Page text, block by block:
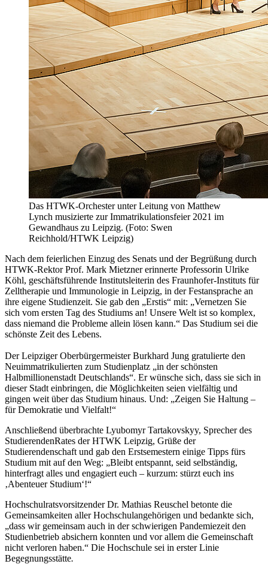
Das HTWK-Orchester unter Leitung von Matthew
Lynch musizierte zur Immatrikulationsfeier 2021 im
Gewandhaus zu Leipzig. (Foto: Swen
Reichhold/HTWK Leipzig)
Nach dem feierlichen Einzug des Senats und der Begrüßung durch
HTWK-Rektor Prof. Mark Mietzner erinnerte Professorin Ulrike
Köhl, geschäftsführende Institutsleiterin des Fraunhofer-Instituts für
Zelltherapie und Immunologie in Leipzig, in der Festansprache an
ihre eigene Studienzeit. Sie gab den „Erstis“ mit: „Vernetzen Sie
sich vom ersten Tag des Studiums an! Unsere Welt ist so komplex,
dass niemand die Probleme allein lösen kann.“ Das Studium sei die
schönste Zeit des Lebens.
Der Leipziger Oberbürgermeister Burkhard Jung gratulierte den
Neuimmatrikulierten zum Studienplatz „in der schönsten
Halbmillionenstadt Deutschlands“. Er wünsche sich, dass sie sich in
dieser Stadt einbringen, die Möglichkeiten seien vielfältig und
gingen weit über das Studium hinaus. Und: „Zeigen Sie Haltung –
für Demokratie und Vielfalt!“
Anschließend überbrachte Lyubomyr Tartakovskyy, Sprecher des
StudierendenRates der HTWK Leipzig, Grüße der
Studierendenschaft und gab den Erstsemestern einige Tipps fürs
Studium mit auf den Weg: „Bleibt entspannt, seid selbständig,
hinterfragt alles und engagiert euch – kurzum: stürzt euch ins
‚Abenteuer Studium‘!“
Hochschulratsvorsitzender Dr. Mathias Reuschel betonte die
Gemeinsamkeiten aller Hochschulangehörigen und bedankte sich,
„dass wir gemeinsam auch in der schwierigen Pandemiezeit den
Studienbetrieb absichern konnten und vor allem die Gemeinschaft
nicht verloren haben.“ Die Hochschule sei in erster Linie
Begegnungsstätte.